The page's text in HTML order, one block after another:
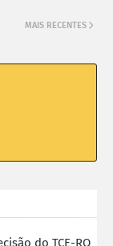
MAIS RECENTES
do TCE-RO